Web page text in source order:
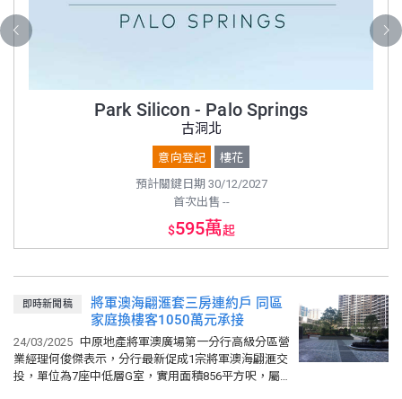
Park Silicon - Palo Springs
古洞北
意向登記
樓花
預計關鍵日期 30/12/2027
首次出售 --
$595萬起
即時新聞稿
將軍澳海翩滙套三房連約戶 同區
家庭換樓客1050萬元承接
24/03/2025 中原地產將軍澳廣場第一分行高級分區營
業經理何俊傑表示，分行最新促成1宗將軍澳海翩滙交
投，單位為7座中低層G室，實用面積856平方呎，屬